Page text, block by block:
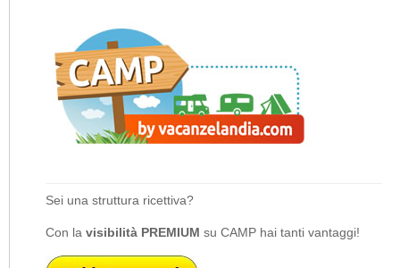
Sei una struttura ricettiva?
Con la visibilità PREMIUM su CAMP hai tanti vantaggi!